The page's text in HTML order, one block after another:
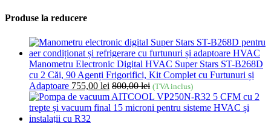
Produse la reducere
Manometru Electronic Digital HVAC Super Stars ST-B268D
cu 2 Căi, 90 Agenți Frigorifici, Kit Complet cu Furtunuri și
Adaptoare 755,00 lei 800,00lei (TVA inclus)